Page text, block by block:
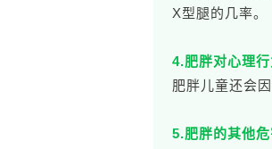
X型腿的几率。
4.肥胖对心理
肥胖儿童还会
5.肥胖的其他危